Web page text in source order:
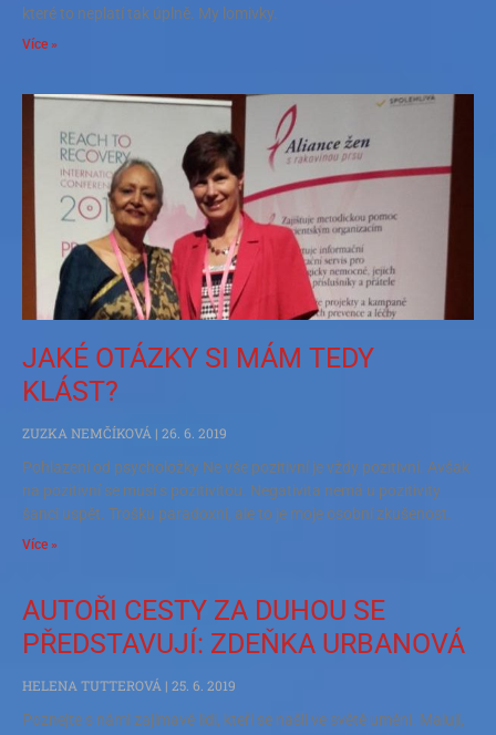
které to neplatí tak úplně. My lomivky.
Více »
JAKÉ OTÁZKY SI MÁM TEDY
KLÁST?
ZUZKA NEMČÍKOVÁ
26. 6. 2019
Pohlazení od psycholožky Ne vše pozitivní je vždy pozitivní. Avšak
na pozitivní se musí s pozitivitou. Negativita nemá u pozitivity
šanci uspět. Trošku paradoxní, ale to je moje osobní zkušenost.
Více »
AUTOŘI CESTY ZA DUHOU SE
PŘEDSTAVUJÍ: ZDEŇKA URBANOVÁ
HELENA TUTTEROVÁ
25. 6. 2019
Poznejte s námi zajímavé lidi, kteří se našli ve světě umění. Malují,